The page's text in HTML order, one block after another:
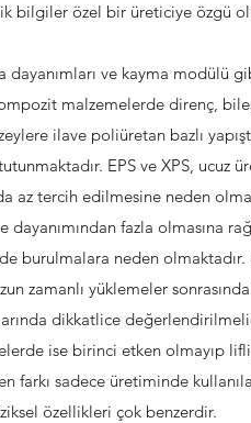
bilgiler özel bir üreticiye özgü
dayanımları ve kayma modülü
malzemelerde direnç,
ilave poliüretan bazlı
EPS ve XPS, ucuz
az tercih edilmesine neden
dayanımından fazla olmasına
burulmalara neden
zamanlı yüklemeler
dikkatlice
ise birinci etken olmayıp
farkı sadece üretiminde
özellikleri çok benzerdir.